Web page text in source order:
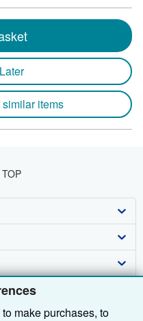
make purchases, to
items